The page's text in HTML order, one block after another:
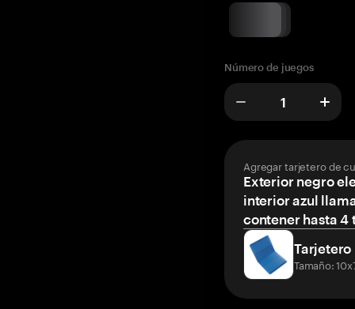
Número de juegos
Agregar tarjetero de
Exterior negro
interior azul
contener hasta 4
Tarjetero
Tamaño: